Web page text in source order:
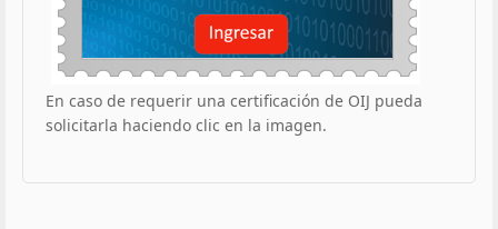
En caso de requerir una certificación de OIJ pueda
solicitarla haciendo clic en la imagen.